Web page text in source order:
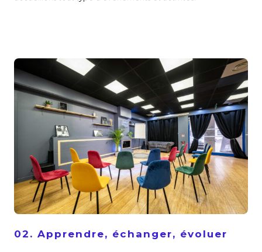
02. Apprendre, échanger, évoluer